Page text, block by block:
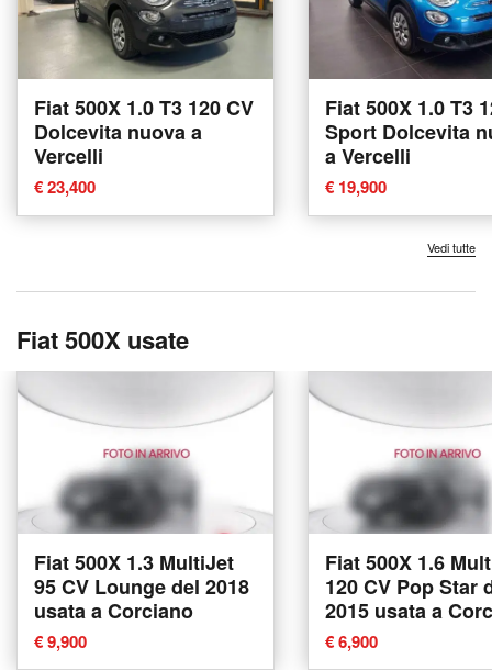
Fiat 500X 1.0 T3 120 CV
Dolcevita nuova a
Vercelli
€ 23,400
Fiat 500X 1.0 T3
Sport Dolcevita
a Vercelli
€ 19,900
Vedi tutte
Fiat 500X usate
Fiat 500X 1.3 MultiJet
95 CV Lounge del 2018
usata a Corciano
€ 9,900
Fiat 500X 1.6
120 CV Pop Star
2015 usata a
€ 6,900